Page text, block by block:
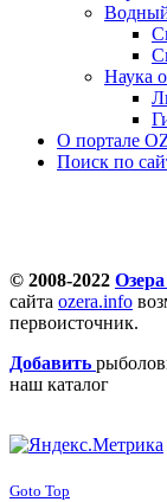
Водный
Наука
О портале
Поиск по
© 2008-2022
сайта ozera.info
первоисточник.
Добавить
наш каталог
Goto Top